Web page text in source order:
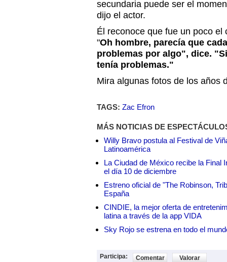
secundaria puede ser el
dijo el actor.
Él reconoce que fue un poco
"Oh hombre, parecía que
problemas por algo", dice.
tenía problemas."
Mira algunas fotos de los años
TAGS: Zac Efron
MÁS NOTICIAS DE
Willy Bravo postula al Festival de
Latinoamérica
La Ciudad de México recibe la Final
el día 10 de diciembre
Estreno oficial de "The Robinson,
España
CINDIE, la mejor oferta de
latina a través de la app VIDA
Sky Rojo se estrena en todo el
Participa: Comentar Valorar